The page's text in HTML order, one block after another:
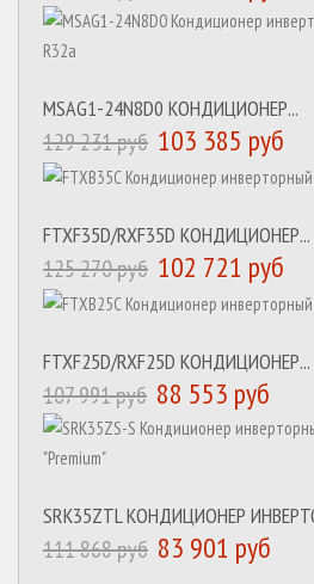
MSAG1-24N8D0 КОНДИЦИОНЕР...
129 231 руб 103 385 руб
FTXF35D/RXF35D КОНДИЦИОНЕР...
125 270 руб 102 721 руб
FTXF25D/RXF25D КОНДИЦИОНЕР...
107 991 руб 88 553 руб
SRK35ZTL КОНДИЦИОНЕР
111 868 руб 83 901 руб